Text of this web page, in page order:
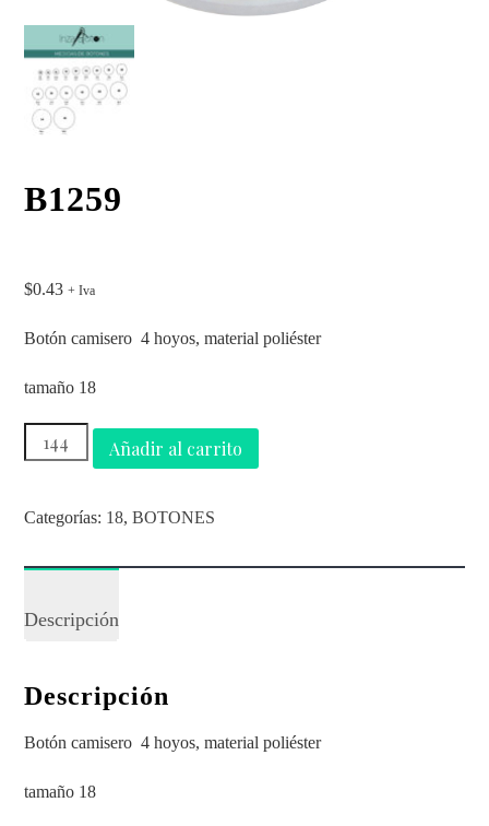
B1259
$0.43 + Iva
Botón camisero 4 hoyos, material poliéster
tamaño 18
Añadir al carrito
Categorías: 18,BOTONES
Descripción
Descripción
Botón camisero 4 hoyos, material poliéster
tamaño 18